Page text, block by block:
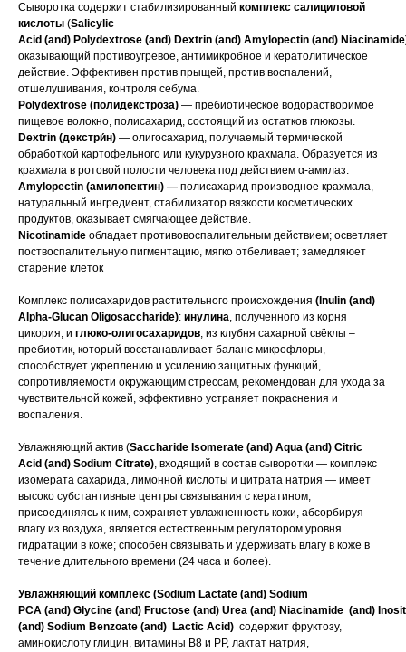
Сыворотка содержит стабилизированный комплекс салициловой
кислоты (Salicylic
Acid (and) Polydextrose (and) Dextrin (and) Amylopectin (and)
оказывающий противоугревое, антимикробное и кератолитическое
действие. Эффективен против прыщей, против воспалений,
отшелушивания, контроля себума.
Polydextrose (полидекстроза) — пребиотическое водорастворимое
пищевое волокно, полисахарид, состоящий из остатков глюкозы.
Dextrin (декстри́н) — олигосахарид, получаемый термической
обработкой картофельного или кукурузного крахмала. Образуется из
крахмала в ротовой полости человека под действием α-амилаз.
Amylopectin (амилопектин) — полисахарид производное крахмала,
натуральный ингредиент, стабилизатор вязкости косметических
продуктов, оказывает смягчающее действие.
Nicotinamide обладает противовоспалительным действием; осветляет
поствоспалительную пигментацию, мягко отбеливает; замедляюет
старение клеток
Комплекс полисахаридов растительного происхождения (Inulin (and)
Alpha-Glucan Oligosaccharide): инулина, полученного из корня
цикория, и глюко-олигосахаридов, из клубня сахарной свёклы –
пребиотик, который восстанавливает баланс микрофлоры,
способствует укреплению и усилению защитных функций,
сопротивляемости окружающим стрессам, рекомендован для ухода за
чувствительной кожей, эффективно устраняет покраснения и
воспаления.
Увлажняющий актив (Saccharide Isomerate (and) Aqua (and) Citric
Acid (and) Sodium Citrate), входящий в состав сыворотки — комплекс
изомерата сахарида, лимонной кислоты и цитрата натрия — имеет
высоко субстантивные центры связывания с кератином,
присоединяясь к ним, сохраняет увлажненность кожи, абсорбируя
влагу из воздуха, является естественным регулятором уровня
гидратации в коже; способен связывать и удерживать влагу в коже в
течение длительного времени (24 часа и более).
Увлажняющий комплекс (Sodium Lactate (and) Sodium
PCA (and) Glycine (and) Fructose (and) Urea (and) Niacinamide (and)
(and) Sodium Benzoate (and) Lactic Acid) содержит фруктозу,
аминокислоту глицин, витамины В8 и РР, лактат натрия,